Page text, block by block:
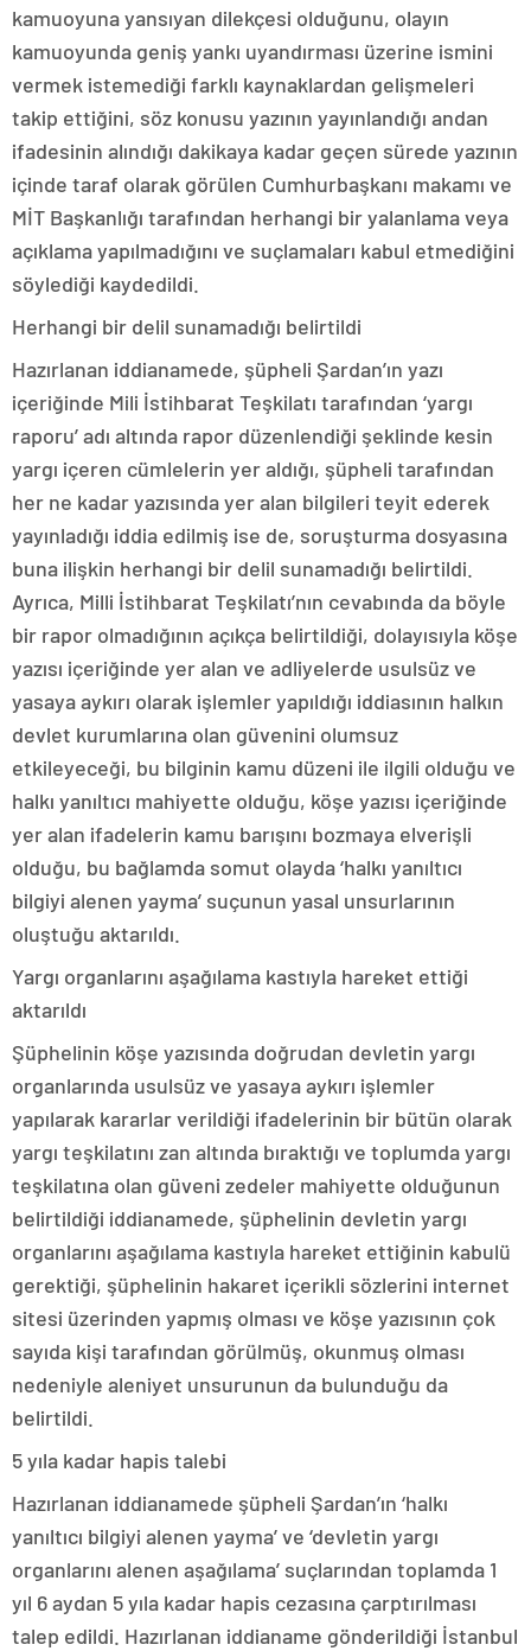
kamuoyuna yansıyan dilekçesi olduğunu, olayın
kamuoyunda geniş yankı uyandırması üzerine ismini
vermek istemediği farklı kaynaklardan gelişmeleri
takip ettiğini, söz konusu yazının yayınlandığı andan
ifadesinin alındığı dakikaya kadar geçen sürede yazının
içinde taraf olarak görülen Cumhurbaşkanı makamı ve
MİT Başkanlığı tarafından herhangi bir yalanlama veya
açıklama yapılmadığını ve suçlamaları kabul etmediğini
söylediği kaydedildi.
Herhangi bir delil sunamadığı belirtildi
Hazırlanan iddianamede, şüpheli Şardan’ın yazı
içeriğinde Mili İstihbarat Teşkilatı tarafından ‘yargı
raporu’ adı altında rapor düzenlendiği şeklinde kesin
yargı içeren cümlelerin yer aldığı, şüpheli tarafından
her ne kadar yazısında yer alan bilgileri teyit ederek
yayınladığı iddia edilmiş ise de, soruşturma dosyasına
buna ilişkin herhangi bir delil sunamadığı belirtildi.
Ayrıca, Milli İstihbarat Teşkilatı’nın cevabında da böyle
bir rapor olmadığının açıkça belirtildiği, dolayısıyla köşe
yazısı içeriğinde yer alan ve adliyelerde usulsüz ve
yasaya aykırı olarak işlemler yapıldığı iddiasının halkın
devlet kurumlarına olan güvenini olumsuz
etkileyeceği, bu bilginin kamu düzeni ile ilgili olduğu ve
halkı yanıltıcı mahiyette olduğu, köşe yazısı içeriğinde
yer alan ifadelerin kamu barışını bozmaya elverişli
olduğu, bu bağlamda somut olayda ‘halkı yanıltıcı
bilgiyi alenen yayma’ suçunun yasal unsurlarının
oluştuğu aktarıldı.
Yargı organlarını aşağılama kastıyla hareket ettiği
aktarıldı
Şüphelinin köşe yazısında doğrudan devletin yargı
organlarında usulsüz ve yasaya aykırı işlemler
yapılarak kararlar verildiği ifadelerinin bir bütün olarak
yargı teşkilatını zan altında bıraktığı ve toplumda yargı
teşkilatına olan güveni zedeler mahiyette olduğunun
belirtildiği iddianamede, şüphelinin devletin yargı
organlarını aşağılama kastıyla hareket ettiğinin kabulü
gerektiği, şüphelinin hakaret içerikli sözlerini internet
sitesi üzerinden yapmış olması ve köşe yazısının çok
sayıda kişi tarafından görülmüş, okunmuş olması
nedeniyle aleniyet unsurunun da bulunduğu da
belirtildi.
5 yıla kadar hapis talebi
Hazırlanan iddianamede şüpheli Şardan’ın ‘halkı
yanıltıcı bilgiyi alenen yayma’ ve ‘devletin yargı
organlarını alenen aşağılama’ suçlarından toplamda 1
yıl 6 aydan 5 yıla kadar hapis cezasına çarptırılması
talep edildi. Hazırlanan iddianame gönderildiği İstanbul